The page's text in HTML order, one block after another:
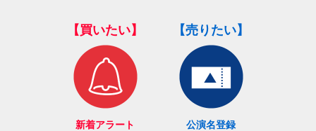
【買いたい】
新着アラート
【売りたい】
公演名登録